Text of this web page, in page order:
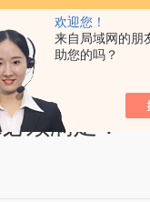
欢迎您！
来自局域网的朋
助您的吗？
须满足！